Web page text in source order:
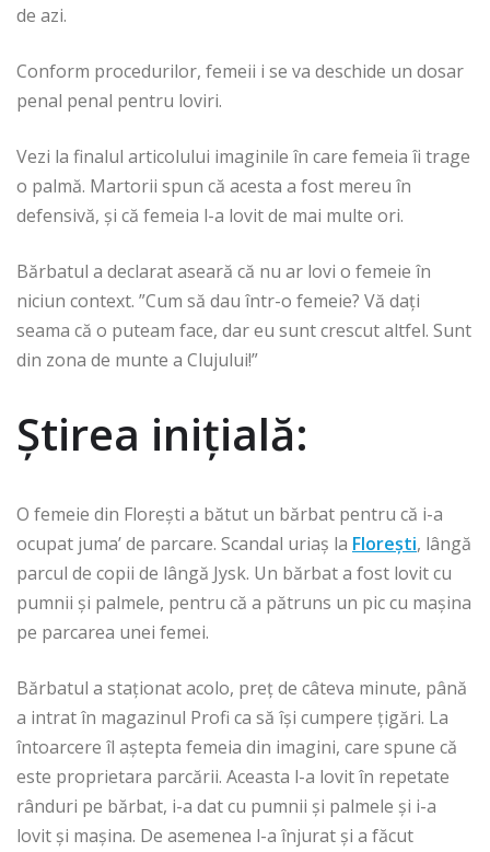
de azi.
Conform procedurilor, femeii i se va deschide un dosar
penal penal pentru loviri.
Vezi la finalul articolului imaginile în care femeia îi trage
o palmă. Martorii spun că acesta a fost mereu în
defensivă, și că femeia l-a lovit de mai multe ori.
Bărbatul a declarat aseară că nu ar lovi o femeie în
niciun context. ”Cum să dau într-o femeie? Vă dați
seama că o puteam face, dar eu sunt crescut altfel. Sunt
din zona de munte a Clujului!”
Știrea inițială:
O femeie din Florești a bătut un bărbat pentru că i-a
ocupat juma’ de parcare. Scandal uriaș la Florești, lângă
parcul de copii de lângă Jysk. Un bărbat a fost lovit cu
pumnii și palmele, pentru că a pătruns un pic cu mașina
pe parcarea unei femei.
Bărbatul a staționat acolo, preț de câteva minute, până
a intrat în magazinul Profi ca să își cumpere țigări. La
întoarcere îl aștepta femeia din imagini, care spune că
este proprietara parcării. Aceasta l-a lovit în repetate
rânduri pe bărbat, i-a dat cu pumnii și palmele și i-a
lovit și mașina. De asemenea l-a înjurat și a făcut